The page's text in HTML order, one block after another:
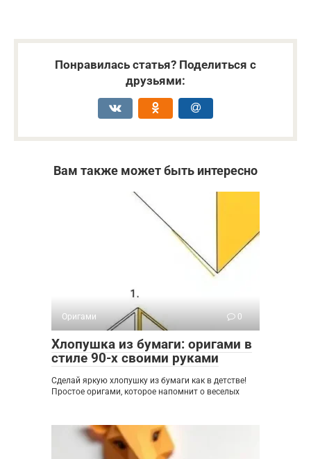
Понравилась статья? Поделиться с
друзьями:
Вам также может быть интересно
Оригами 0
Хлопушка из бумаги: оригами в
стиле 90-х своими руками
Сделай яркую хлопушку из бумаги как в детстве!
Простое оригами, которое напомнит о веселых